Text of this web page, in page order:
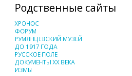
Родственные сайты
ХРОНОС
ФОРУМ
РУМЯНЦЕВСКИЙ МУЗЕЙ
ДО 1917 ГОДА
РУССКОЕ ПОЛЕ
ДОКУМЕНТЫ XX ВЕКА
ИЗМЫ